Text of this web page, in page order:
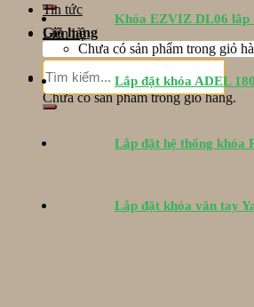
Giỏ hàng
Chưa có sản phẩm trong giỏ
Giỏ hàng
Chưa có sản phẩm trong giỏ hàng.
Tin tức
Liên hệ
Tìm
kiếm:
Khóa EZVIZ DL06 lắp
Lắp đặt khóa ADEL
Lắp đặt hệ thống khóa
Lắp đặt khóa vân tay